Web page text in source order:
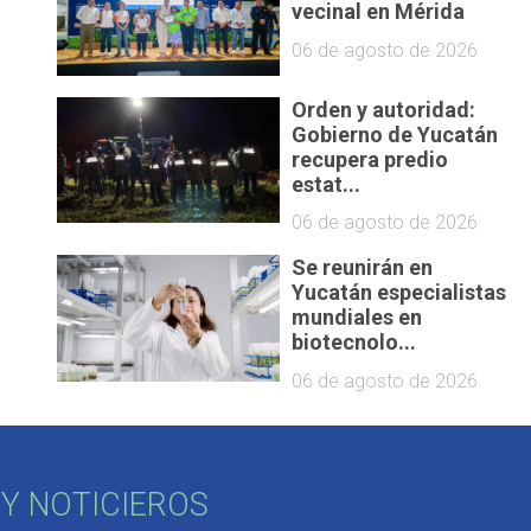
vecinal en Mérida
06 de agosto de 2026
Orden y autoridad:
Gobierno de Yucatán
recupera predio
estat...
06 de agosto de 2026
Se reunirán en
Yucatán especialistas
mundiales en
biotecnolo...
06 de agosto de 2026
NOTICIEROS